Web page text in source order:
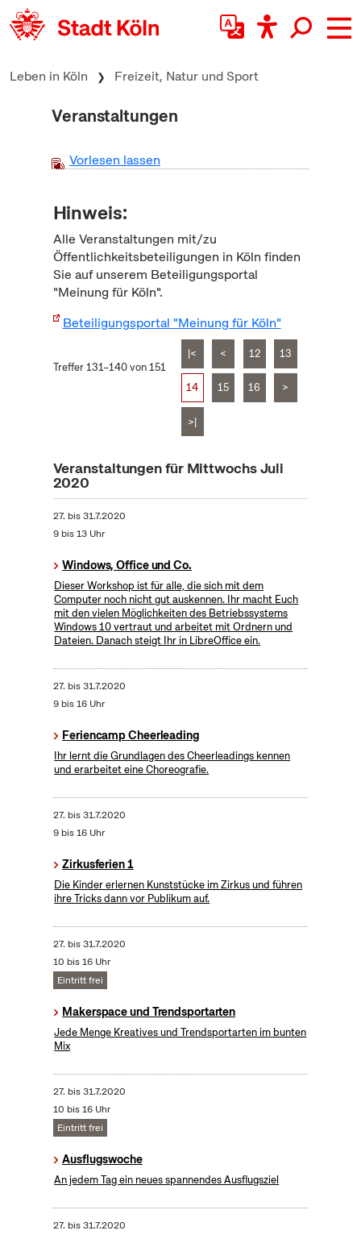
zum Inhalt springen
Leben in Köln Freizeit, Natur und Sport
Veranstaltungen
Vorlesen lassen
Hinweis:
Alle Veranstaltungen mit/zu
Öffentlichkeitsbeteiligungen in Köln finden
Sie auf unserem Beteiligungsportal
"Meinung für Köln".
Beteiligungsportal "Meinung für Köln"
Treffer 131–140 von 151
|< < 12 13
14 15 16 >
>|
Veranstaltungen für Mittwochs Juli
2020
27. bis31.7.2020
9 bis 13 Uhr
Windows, Office und Co.
Dieser Workshop ist für alle, die sich mit dem
Computer noch nicht gut auskennen. Ihr macht Euch
mit den vielen Möglichkeiten des Betriebssystems
Windows 10 vertraut und arbeitet mit Ordnern und
Dateien. Danach steigt Ihr in LibreOffice ein.
27. bis31.7.2020
9 bis 16 Uhr
Feriencamp Cheerleading
Ihr lernt die Grundlagen des Cheerleadings kennen
und erarbeitet eine Choreografie.
27. bis31.7.2020
9 bis 16 Uhr
Zirkusferien 1
Die Kinder erlernen Kunststücke im Zirkus und führen
ihre Tricks dann vor Publikum auf.
27. bis31.7.2020
10 bis 16 Uhr
Eintritt frei
Makerspace und Trendsportarten
Jede Menge Kreatives und Trendsportarten im bunten
Mix
27. bis31.7.2020
10 bis 16 Uhr
Eintritt frei
Ausflugswoche
An jedem Tag ein neues spannendes Ausflugsziel
27. bis31.7.2020